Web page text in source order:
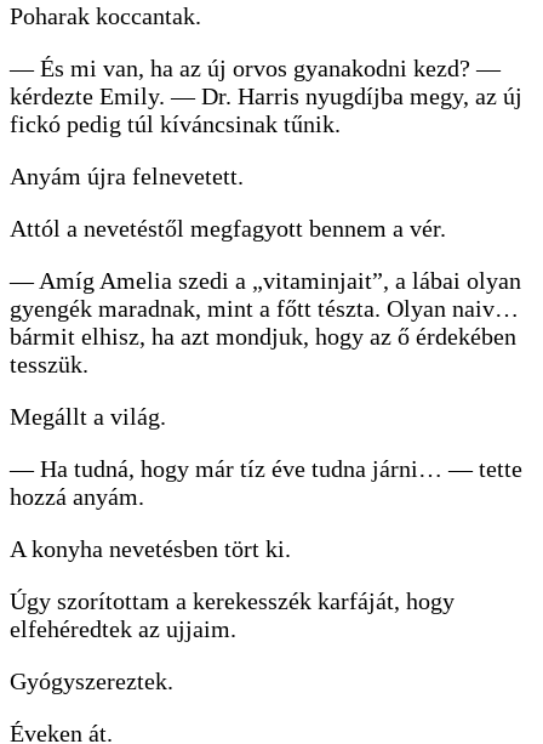
Poharak koccantak.
— És mi van, ha az új orvos gyanakodni kezd? —
kérdezte Emily. — Dr. Harris nyugdíjba megy, az új
fickó pedig túl kíváncsinak tűnik.
Anyám újra felnevetett.
Attól a nevetéstől megfagyott bennem a vér.
— Amíg Amelia szedi a „vitaminjait”, a lábai olyan
gyengék maradnak, mint a főtt tészta. Olyan naiv…
bármit elhisz, ha azt mondjuk, hogy az ő érdekében
tesszük.
Megállt a világ.
— Ha tudná, hogy már tíz éve tudna járni… — tette
hozzá anyám.
A konyha nevetésben tört ki.
Úgy szorítottam a kerekesszék karfáját, hogy
elfehéredtek az ujjaim.
Gyógyszereztek.
Éveken át.